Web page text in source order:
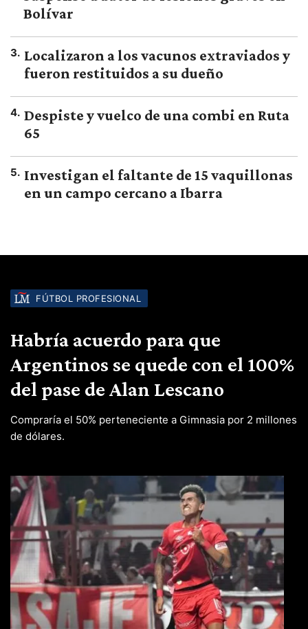
Bolívar
3. Localizaron a los vacunos extraviados y
fueron restituidos a su dueño
4. Despiste y vuelco de una combi en Ruta
65
5. Investigan el faltante de 15 vaquillonas
en un campo cercano a Ibarra
FÚTBOL PROFESIONAL
Habría acuerdo para que
Argentinos se quede con el 100%
del pase de Alan Lescano
Compraría el 50% perteneciente a Gimnasia por 2 millones
de dólares.